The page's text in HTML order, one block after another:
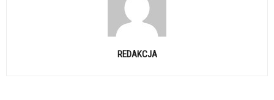
REDAKCJA